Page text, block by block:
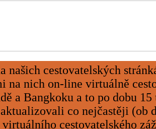
našich cestovatelských
na nich on-line virtuálně
a Bangkoku a to po dobu
co nejčastěji
cestovatelského